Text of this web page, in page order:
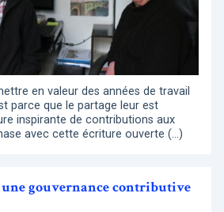
en valeur des années de travail
parce que le partage leur est
inspirante de contributions aux
avec cette écriture ouverte (…)
gouvernance contributive